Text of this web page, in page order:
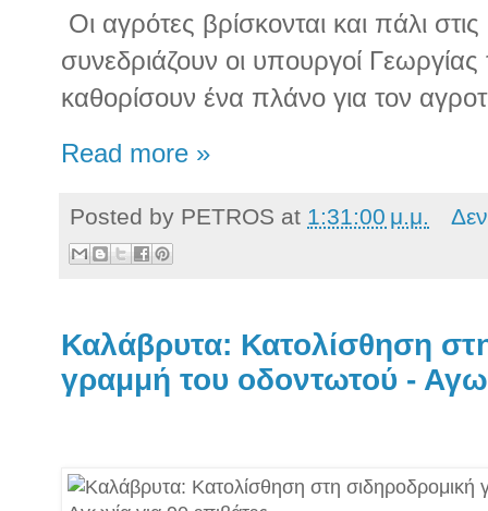
Οι αγρότες βρίσκονται και πάλι
συνεδριάζουν οι υπουργοί
καθορίσουν ένα πλάνο για τον
Read more »
Posted by PETROS at 1:31:00 μ.μ.
Καλάβρυτα: Κατολίσθηση
γραμμή του οδοντωτού -